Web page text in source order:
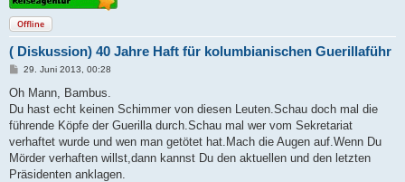
Offline
( Diskussion) 40 Jahre Haft für kolumbianischen Guerillaführ
B
i
r
a
29. Juni 2013, 00:28
Oh Mann, Bambus.
Du hast echt keinen Schimmer von diesen Leuten.Schau doch mal die
führende Köpfe der Guerilla durch.Schau mal wer vom Sekretariat
verhaftet wurde und wen man getötet hat.Mach die Augen auf.Wenn Du
Mörder verhaften willst,dann kannst Du den aktuellen und den letzten
Präsidenten anklagen.